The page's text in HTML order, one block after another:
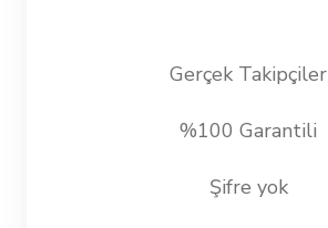
Gerçek Takipçiler
%100 Garantili
Şifre yok